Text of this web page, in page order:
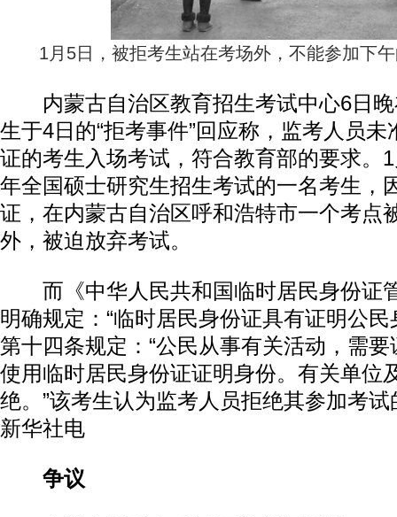
1月5日，被拒考生站在考场外，不能参加下
内蒙古自治区教育招生考试中心6日晚
生于4日的“拒考事件”回应称，监考人员
证的考生入场考试，符合教育部的要求。
年全国硕士研究生招生考试的一名考生，
证，在内蒙古自治区呼和浩特市一个考点
外，被迫放弃考试。
而《中华人民共和国临时居民身份证
明确规定：“临时居民身份证具有证明公民
第十四条规定：“公民从事有关活动，需
使用临时居民身份证证明身份。有关单位
绝。”该考生认为监考人员拒绝其参加考
新华社电
争议